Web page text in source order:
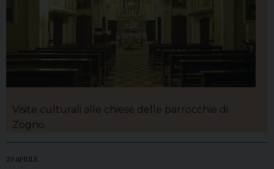
Visite culturali alle chiese delle parrocchie di
Zogno.
20 APRILE